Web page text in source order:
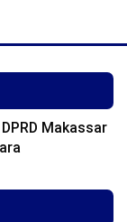
Makassar